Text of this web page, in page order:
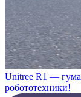
Unitree R1 —
робототехники!